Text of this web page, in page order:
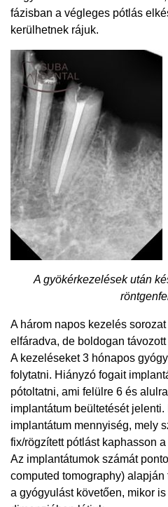
fázisban a végleges pótlás
kerülhetnek rájuk.
A gyökérkezelések után
A három napos kezelés
elfáradva, de boldogan
A kezeléseket 3 hónapos
folytatni. Hiányzó fogait
pótoltatni, ami felülre 6 és
implantátum beültetését
implantátum mennyiség, mely
fix/rögzített pótlást kaphasson
Az implantátumok számát
computed tomography)
a gyógyulást követően, mikor